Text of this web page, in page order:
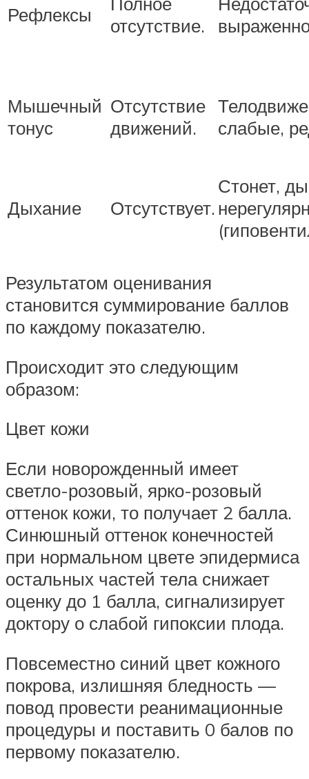
Рефлексы
отсутствие.
Мышечный
тонус
Отсутствие
движений.
слабые,
Дыхание Отсутствует.
Стонет,
Результатом оценивания
становится суммирование баллов
по каждому показателю.
Происходит это следующим
образом:
Цвет кожи
Если новорожденный имеет
светло-розовый, ярко-розовый
оттенок кожи, то получает 2 балла.
Синюшный оттенок конечностей
при нормальном цвете эпидермиса
остальных частей тела снижает
оценку до 1 балла, сигнализирует
доктору о слабой гипоксии плода.
Повсеместно синий цвет кожного
покрова, излишняя бледность —
повод провести реанимационные
процедуры и поставить 0 балов по
первому показателю.